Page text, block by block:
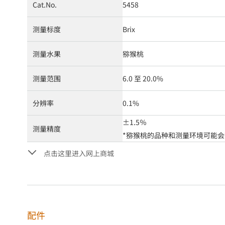
Cat.No. 5458
测量标度 Brix
测量水果 猕猴桃
测量范围 6.0 至 20.0%
分辨率 0.1%
测量精度
±1.5％
*猕猴桃的品种和测量环境可能会
点击这里进入网上商城
配件